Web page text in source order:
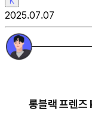
2025.07.07
롱블랙 프렌즈